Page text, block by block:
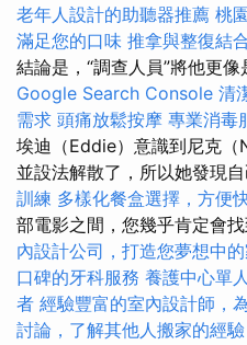
老年人設計的助聽器推薦 桃
滿足您的口味 推拿與整復結
結論是，“調查人員”將他更像
Google Search Console 清
需求 頭痛放鬆按摩 專業消毒
埃迪（Eddie）意識到尼克（
並設法解散了，所以她發現
訓練 多樣化餐盒選擇，方便
部電影之間，您幾乎肯定會
內設計公司，打造您夢想中
口碑的牙科服務 養護中心單
者 經驗豐富的室內設計師，
討論，了解其他人搬家的經驗